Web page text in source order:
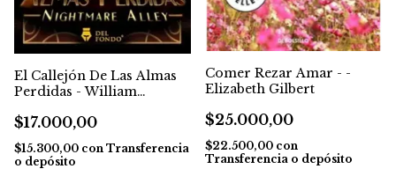
El Callejón De Las Almas
Perdidas - William
$17.000,00
$15.300,00 con Transferencia
o depósito
Comer Rezar Amar - -
Elizabeth Gilbert
$25.000,00
$22.500,00 con
Transferencia o depósito